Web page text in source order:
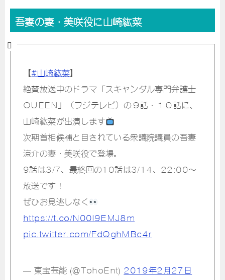
吾妻の妻・美咲役に山崎紘菜
【#山崎紘菜】
絶賛放送中のドラマ「スキャンダル専門弁護士
QUEEN」（フジテレビ）の９話・１０話に、
山崎紘菜が出演します
次期首相候補と目されている衆議院議員の吾妻
涼介の妻・美咲役で登場。
9話は3/7、最終回の10話は3/14、22:00～
放送です！
ぜひお見逃しなく
https://t.co/N00l9EMJ8m
pic.twitter.com/FdQghMBc4r
— 東宝芸能 (@TohoEnt) 2019年2月27日